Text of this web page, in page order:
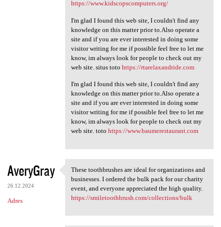
https://www.kidscopscomputers.org/
I'm glad I found this web site, I couldn't find any
knowledge on this matter prior to.Also operate a
site and if you are ever interested in doing some
visitor writing for me if possible feel free to let me
know, im always look for people to check out my
web site. situs toto https://rtarelaxandride.com
I'm glad I found this web site, I couldn't find any
knowledge on this matter prior to.Also operate a
site and if you are ever interested in doing some
visitor writing for me if possible feel free to let me
know, im always look for people to check out my
web site. toto https://www.baumerestaurant.com
AveryGray
26.12.2024
Adres
These toothbrushes are ideal
These toothbrushes are ideal for organizations and
businesses. I ordered the bulk pack for our charity
event, and everyone appreciated the high quality.
https://smiletoothbrush.com/collections/bulk